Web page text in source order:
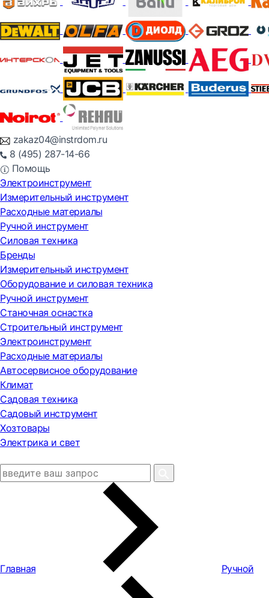
zakaz04@instrdom.ru
8 (495) 287-14-66
Помощь
Электроинструмент
Измерительный инструмент
Расходные материалы
Ручной инструмент
Силовая техника
Бренды
Измерительный инструмент
Оборудование и силовая техника
Ручной инструмент
Станочная оснастка
Строительный инструмент
Электроинструмент
Расходные материалы
Автосервисное оборудование
Климат
Садовая техника
Садовый инструмент
Хозтовары
Электрика и свет
Главная Ручной